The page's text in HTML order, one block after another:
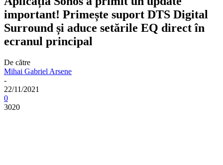
important! Primește suport DTS Digital
Surround și aduce setările EQ direct în
ecranul principal
De către
Mihai Gabriel Arsene
-
22/11/2021
0
3020